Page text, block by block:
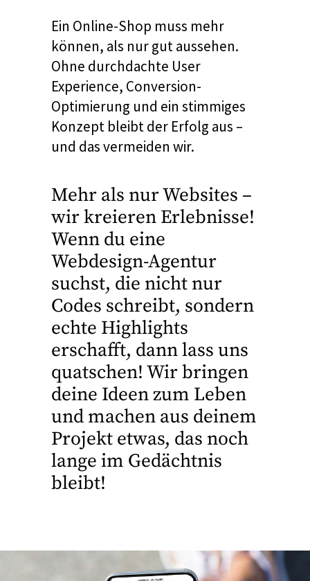
Ein Online-Shop muss mehr
können, als nur gut aussehen.
Ohne durchdachte User
Experience, Conversion-
Optimierung und ein stimmiges
Konzept bleibt der Erfolg aus –
und das vermeiden wir.
Mehr als nur Websites –
wir kreieren Erlebnisse!
Wenn du eine
Webdesign-Agentur
suchst, die nicht nur
Codes schreibt, sondern
echte Highlights
erschafft, dann lass uns
quatschen! Wir bringen
deine Ideen zum Leben
und machen aus deinem
Projekt etwas, das noch
lange im Gedächtnis
bleibt!